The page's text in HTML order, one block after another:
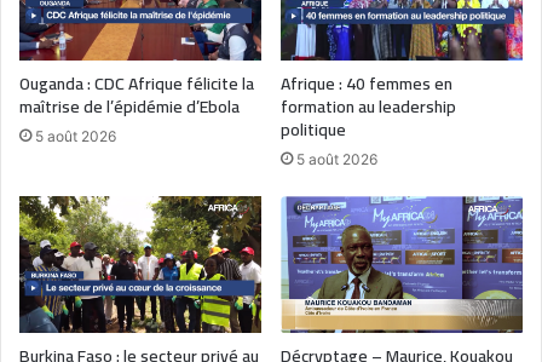
Ouganda : CDC Afrique félicite la
maîtrise de l’épidémie d’Ebola
5 août 2026
Afrique : 40 femmes en
formation au leadership
politique
5 août 2026